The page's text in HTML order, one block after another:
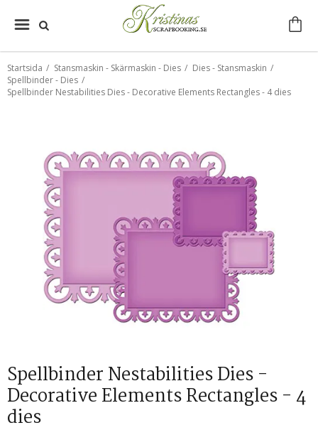
Startsida / Stansmaskin - Skärmaskin - Dies / Dies - Stansmaskin /
Spellbinder - Dies /
Spellbinder Nestabilities Dies - Decorative Elements Rectangles - 4 dies
Spellbinder Nestabilities Dies -
Decorative Elements Rectangles - 4
dies